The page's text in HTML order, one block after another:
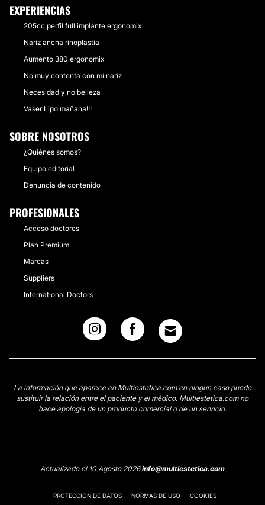
EXPERIENCIAS
205cc perfil full implante ergonomix
Nariz ancha rinoplastia
Aumento 380 ergonomix
No muy contenta con mi nariz
Necesidad y no belleza
Vaser Lipo mañana!!!
SOBRE NOSOTROS
¿Quiénes somos?
Equipo editorial
Denuncia de contenido
PROFESIONALES
Acceso doctores
Plan Premium
Marcas
Suppliers
International Doctors
La información que aparece en Multiestetica.com en ningún caso puede
sustituir la relación entre el paciente y el médico. Multiestetica.com no
hace apología de un producto comercial o de un servicio.
Actualizado el 10 Agosto 2026info@multiestetica.com
PROTECCIÓN DE DATOS NORMAS DE USO COOKIES